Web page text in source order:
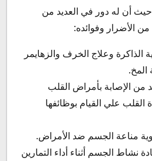
حيث أن له دور في العديد من
الأضرار وفوائده:
الذاكرة وعلاج الخرف والزهايمر
من الإصابة بأمراض القلب
علي القيام بوظائفها
مناعة الجسم ضد الأمراض.
نشاط الجسم أثناء أداء التمارين